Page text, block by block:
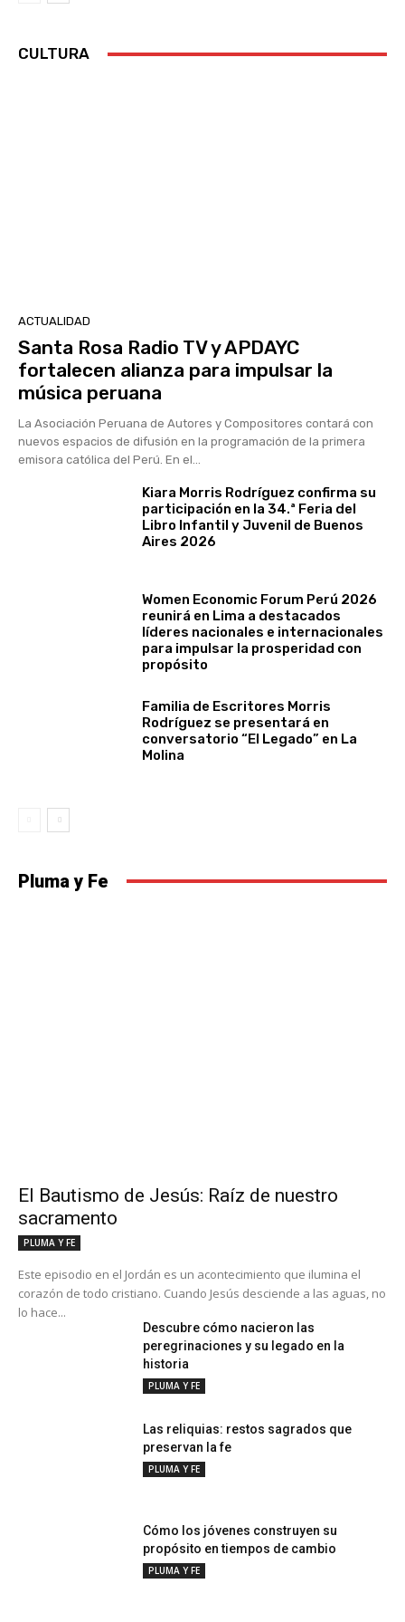
CULTURA
ACTUALIDAD
Santa Rosa Radio TV y APDAYC
fortalecen alianza para impulsar la
música peruana
La Asociación Peruana de Autores y Compositores contará con
nuevos espacios de difusión en la programación de la primera
emisora católica del Perú. En el...
Kiara Morris Rodríguez confirma su
participación en la 34.ª Feria del
Libro Infantil y Juvenil de Buenos
Aires 2026
Women Economic Forum Perú 2026
reunirá en Lima a destacados
líderes nacionales e internacionales
para impulsar la prosperidad con
propósito
Familia de Escritores Morris
Rodríguez se presentará en
conversatorio “El Legado” en La
Molina
Pluma y Fe
El Bautismo de Jesús: Raíz de nuestro
sacramento
PLUMA Y FE
Este episodio en el Jordán es un acontecimiento que ilumina el
corazón de todo cristiano. Cuando Jesús desciende a las aguas, no
lo hace...
Descubre cómo nacieron las
peregrinaciones y su legado en la
historia
PLUMA Y FE
Las reliquias: restos sagrados que
preservan la fe
PLUMA Y FE
Cómo los jóvenes construyen su
propósito en tiempos de cambio
PLUMA Y FE